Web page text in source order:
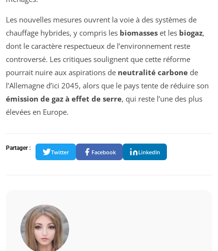
Les nouvelles mesures ouvrent la voie à des systèmes de
chauffage hybrides, y compris les biomasses et les biogaz,
dont le caractère respectueux de l’environnement reste
controversé. Les critiques soulignent que cette réforme
pourrait nuire aux aspirations de neutralité carbone de
l’Allemagne d’ici 2045, alors que le pays tente de réduire son
émission de gaz à effet de serre, qui reste l’une des plus
élevées en Europe.
Partager :
Twitter Facebook LinkedIn